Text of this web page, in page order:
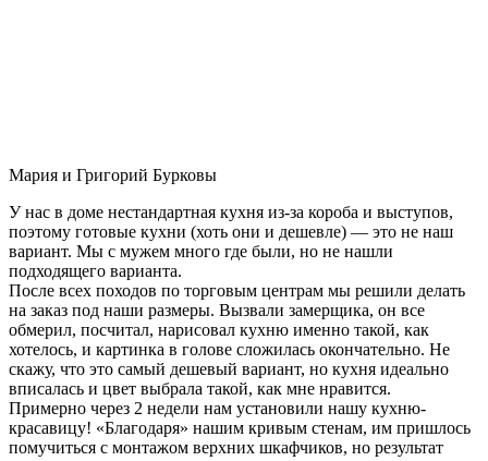
Мария и Григорий Бурковы
У нас в доме нестандартная кухня из-за короба и выступов,
поэтому готовые кухни (хоть они и дешевле) — это не наш
вариант. Мы с мужем много где были, но не нашли
подходящего варианта.
После всех походов по торговым центрам мы решили делать
на заказ под наши размеры. Вызвали замерщика, он все
обмерил, посчитал, нарисовал кухню именно такой, как
хотелось, и картинка в голове сложилась окончательно. Не
скажу, что это самый дешевый вариант, но кухня идеально
вписалась и цвет выбрала такой, как мне нравится.
Примерно через 2 недели нам установили нашу кухню-
красавицу! «Благодаря» нашим кривым стенам, им пришлось
помучиться с монтажом верхних шкафчиков, но результат